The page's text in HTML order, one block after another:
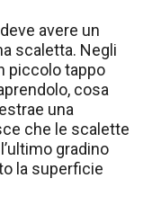
avere un
scaletta. Negli
piccolo tappo
cosa
una
che le scalette
gradino
la superficie